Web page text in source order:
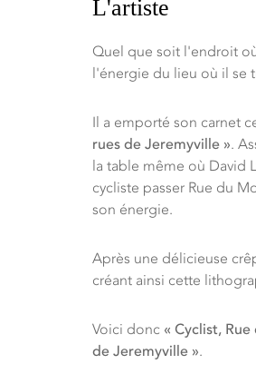
L'artiste
Quel que soit l'endroit
l'énergie du lieu où il se
Il a emporté son carnet
rues de Jeremyville ».
la table même où David
cycliste passer Rue du
son énergie.
Après une délicieuse
créant ainsi cette
Voici donc « Cyclist,
de Jeremyville ».